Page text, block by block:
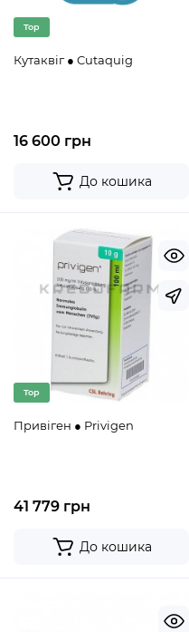
Top
Кутаквіг ● Cutaquig
16 600 грн
До кошика
Top
Привіген ● Privigen
41 779 грн
До кошика